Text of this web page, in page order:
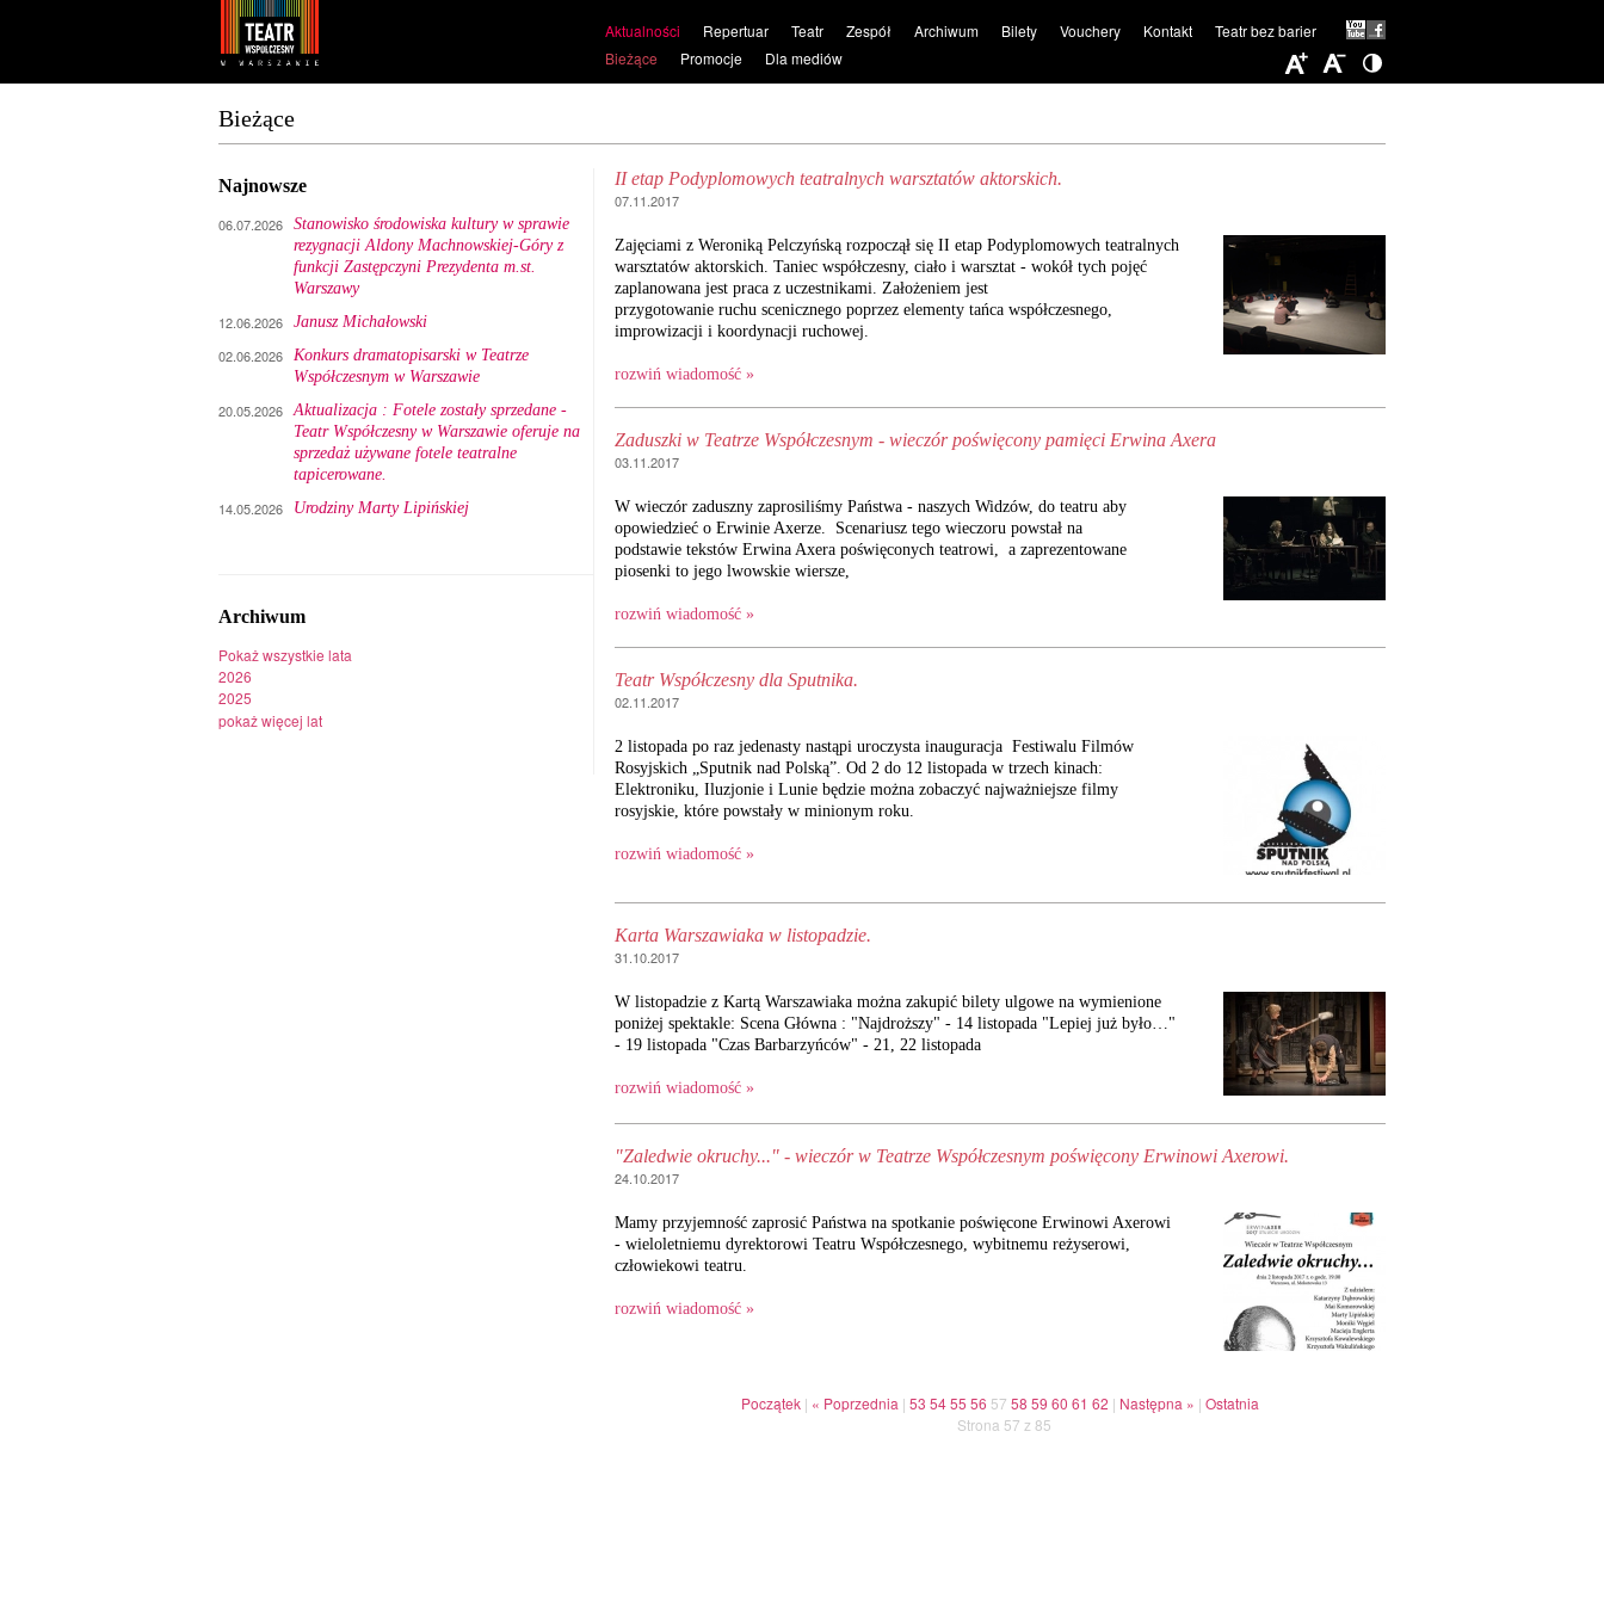
Aktualności
Bieżące
Promocje Dla mediów
Repertuar Teatr Zespół Archiwum Bilety Vouchery Kontakt Teatr bez barier
Bieżące
Najnowsze
06.07.2026 Stanowisko środowiska kultury w sprawie
rezygnacji Aldony Machnowskiej-Góry z
funkcji Zastępczyni Prezydenta m.st.
Warszawy
12.06.2026 Janusz Michałowski
02.06.2026 Konkurs dramatopisarski w Teatrze
Współczesnym w Warszawie
20.05.2026 Aktualizacja : Fotele zostały sprzedane -
Teatr Współczesny w Warszawie oferuje na
sprzedaż używane fotele teatralne
tapicerowane.
14.05.2026 Urodziny Marty Lipińskiej
Archiwum
Pokaż wszystkie lata
2026
2025
pokaż więcej lat
II etap Podyplomowych teatralnych warsztatów aktorskich.
07.11.2017
Zajęciami z Weroniką Pelczyńską rozpoczął się II etap Podyplomowych teatralnych
warsztatów aktorskich. Taniec współczesny, ciało i warsztat - wokół tych pojęć
zaplanowana jest praca z uczestnikami. Założeniem jest
przygotowanie ruchu scenicznego poprzez elementy tańca współczesnego,
improwizacji i koordynacji ruchowej.
rozwiń wiadomość »
Zaduszki w Teatrze Współczesnym - wieczór poświęcony pamięci Erwina Axera
03.11.2017
W wieczór zaduszny zaprosiliśmy Państwa - naszych Widzów, do teatru aby
opowiedzieć o Erwinie Axerze. Scenariusz tego wieczoru powstał na
podstawie tekstów Erwina Axera poświęconych teatrowi, a zaprezentowane
piosenki to jego lwowskie wiersze,
rozwiń wiadomość »
Teatr Współczesny dla Sputnika.
02.11.2017
2 listopada po raz jedenasty nastąpi uroczysta inauguracja Festiwalu Filmów
Rosyjskich „Sputnik nad Polską”. Od 2 do 12 listopada w trzech kinach:
Elektroniku, Iluzjonie i Lunie będzie można zobaczyć najważniejsze filmy
rosyjskie, które powstały w minionym roku.
rozwiń wiadomość »
Karta Warszawiaka w listopadzie.
31.10.2017
W listopadzie z Kartą Warszawiaka można zakupić bilety ulgowe na wymienione
poniżej spektakle: Scena Główna : "Najdroższy" - 14 listopada "Lepiej już było…"
- 19 listopada "Czas Barbarzyńców" - 21, 22 listopada
rozwiń wiadomość »
"Zaledwie okruchy..." - wieczór w Teatrze Współczesnym poświęcony Erwinowi Axerowi.
24.10.2017
Mamy przyjemność zaprosić Państwa na spotkanie poświęcone Erwinowi Axerowi
- wieloletniemu dyrektorowi Teatru Współczesnego, wybitnemu reżyserowi,
człowiekowi teatru.
rozwiń wiadomość »
Początek | « Poprzednia | 53 5455 56 57 58 59 60 61 62 | Następna » | Ostatnia
Strona 57 z 85